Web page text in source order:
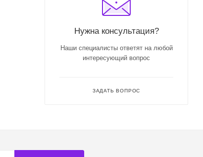
Нужна консультация?
Наши специалисты ответят на любой
интересующий вопрос
ЗАДАТЬ ВОПРОС